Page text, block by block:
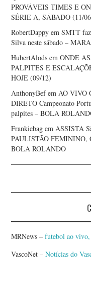
PROVÁVEIS TIMES E
SÉRIE A, SÁBADO (11/
RobertDappy emSMTT
Silva neste sábado –
HubertAlods emONDE
PALPITES E
HOJE (09/12)
AnthonyBefemAO VIVO
DIRETO Campeonato
palpites – BOLA
Frankiebag emASSISTA
PAULISTÃO FEMININO,
BOLA ROLANDO
MRNews –futebol ao
VascoNet – Notícias do